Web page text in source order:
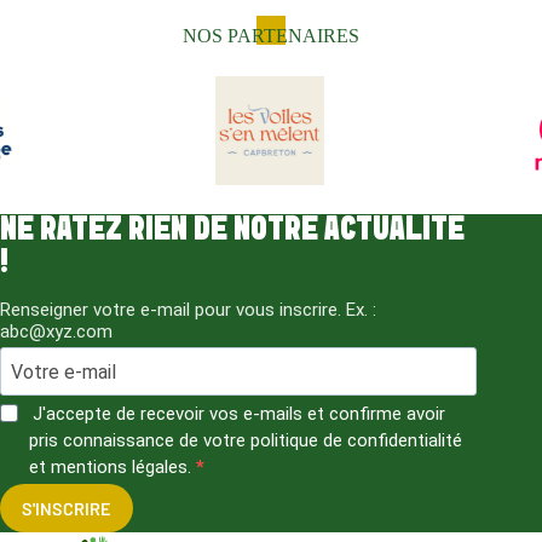
t
i
a
i
i
e
s
n
s
o
r
m
NOS PARTENAIRES
NE RATEZ RIEN DE NOTRE ACTUALITÉ
!
Renseigner votre e-mail pour vous inscrire. Ex. :
abc@xyz.com
J'accepte de recevoir vos e-mails et confirme avoir
pris connaissance de votre politique de confidentialité
et mentions légales.
S'INSCRIRE